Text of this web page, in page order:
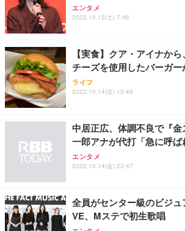
エンタメ
2022.10.15(土) 7:46
【実食】クア・アイナか
チーズを使用したバーガー
ライフ
2022.10.14(金) 15:49
中居正広、体調不良で『
一郎アナが代打「急に呼ば
エンタメ
2022.10.14(金) 23:47
全員がセンター級のビジ
VE、Mステで初生歌唱